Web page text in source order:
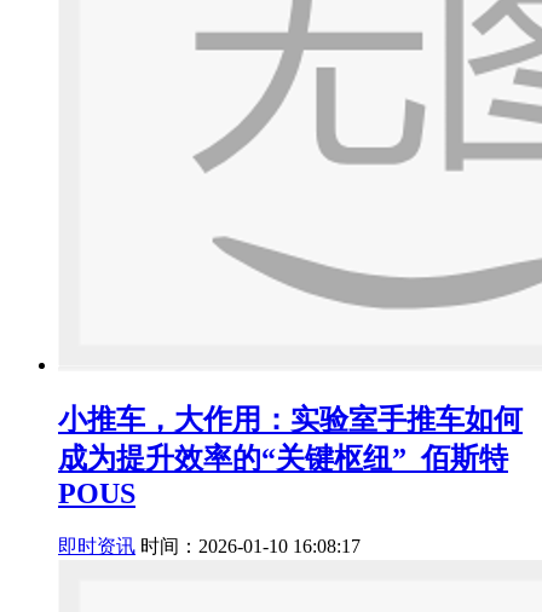
小推车，大作用：实验室手推车如何
成为提升效率的“关键枢纽”_佰斯特
POUS
即时资讯 时间：2026-01-10 16:08:17